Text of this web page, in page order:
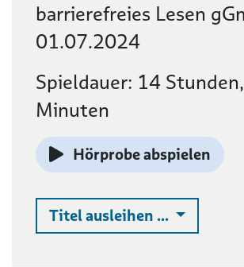
barrierefreies Lesen
01.07.2024
Spieldauer: 14
Minuten
Hörprobe abspielen
Titel ausleihen ...